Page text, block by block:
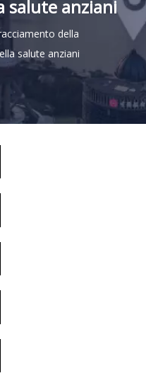
English
salute anziani
della
salute anziani